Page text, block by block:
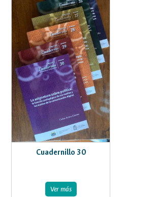
Cuadernillo 30
Ver más